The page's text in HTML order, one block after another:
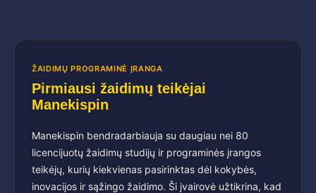
ŽAIDIMŲ PROGRAMINĖ ĮRANGA
Pirmiausi žaidimų teikėjai
Manekispin
Manekispin bendradarbiauja su daugiau nei 80
licencijuotų žaidimų studijų ir programinės įrangos
teikėjų, kurių kiekvienas pasirinktas dėl kokybės,
inovacijos ir sąžingo žaidimo. Ši įvairovė užtikrina, kad